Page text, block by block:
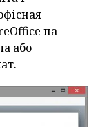
па
або